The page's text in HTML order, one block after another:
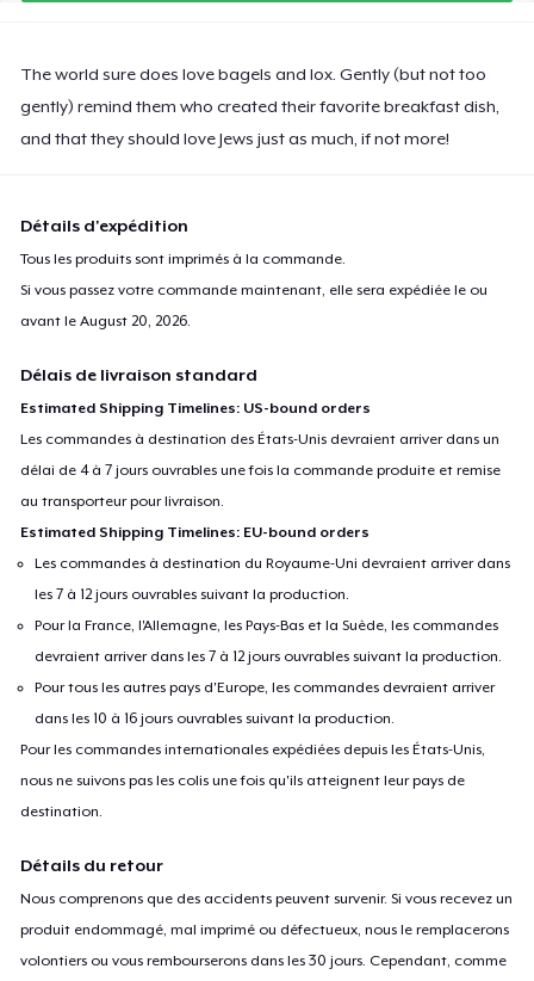
The world sure does love bagels and lox. Gently (but not too
gently) remind them who created their favorite breakfast dish,
and that they should love Jews just as much, if not more!
Détails d'expédition
Tous les produits sont imprimés à la commande.
Si vous passez votre commande maintenant, elle sera expédiée le ou
avant leAugust 20, 2026
Délais de livraison standard
Estimated Shipping Timelines: US-bound orders
Les commandes à destination des États-Unis devraient arriver dans un
délai de 4 à 7 jours ouvrables une fois la commande produite et remise
au transporteur pour livraison.
Estimated Shipping Timelines: EU-bound orders
Les commandes à destination du Royaume-Uni devraient arriver dans
les 7 à 12 jours ouvrables suivant la production.
Pour la France, l'Allemagne, les Pays-Bas et la Suède, les commandes
devraient arriver dans les 7 à 12 jours ouvrables suivant la production.
Pour tous les autres pays d'Europe, les commandes devraient arriver
dans les 10 à 16 jours ouvrables suivant la production.
Pour les commandes internationales expédiées depuis les États-Unis,
nous ne suivons pas les colis une fois qu'ils atteignent leur pays de
destination.
Détails du retour
Nous comprenons que des accidents peuvent survenir. Si vous recevez un
produit endommagé, mal imprimé ou défectueux, nous le remplacerons
volontiers ou vous rembourserons dans les 30 jours. Cependant, comme